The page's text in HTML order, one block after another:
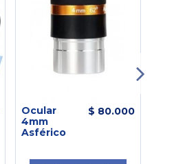
Ocular
4mm
Asférico
$ 80.000